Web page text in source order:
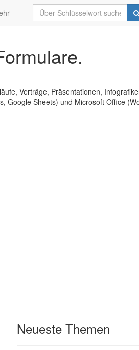
Verträge, Präsentationen,
Google Sheets) und Microsoft Office
Neueste Themen